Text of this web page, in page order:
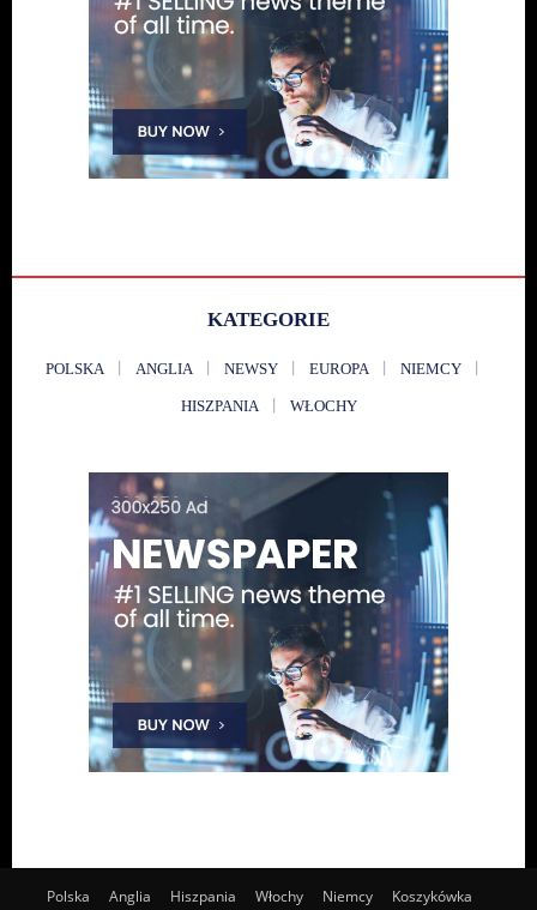
KATEGORIE
POLSKA ANGLIA NEWSY EUROPA NIEMCY
HISZPANIA WŁOCHY
Polska Anglia Hiszpania Włochy Niemcy Koszykówka